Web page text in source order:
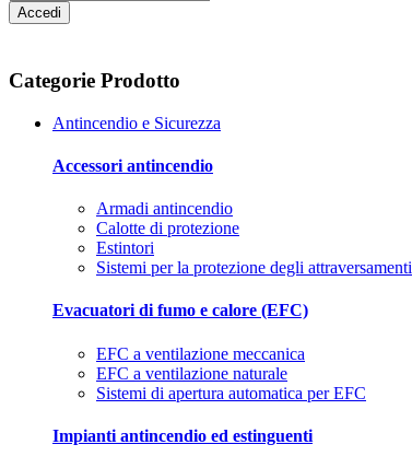
Accedi
Categorie Prodotto
Antincendio e Sicurezza
Accessori antincendio
Armadi antincendio
Calotte di protezione
Estintori
Sistemi per la protezione degli attraversamenti
Evacuatori di fumo e calore (EFC)
EFC a ventilazione meccanica
EFC a ventilazione naturale
Sistemi di apertura automatica per EFC
Impianti antincendio ed estinguenti